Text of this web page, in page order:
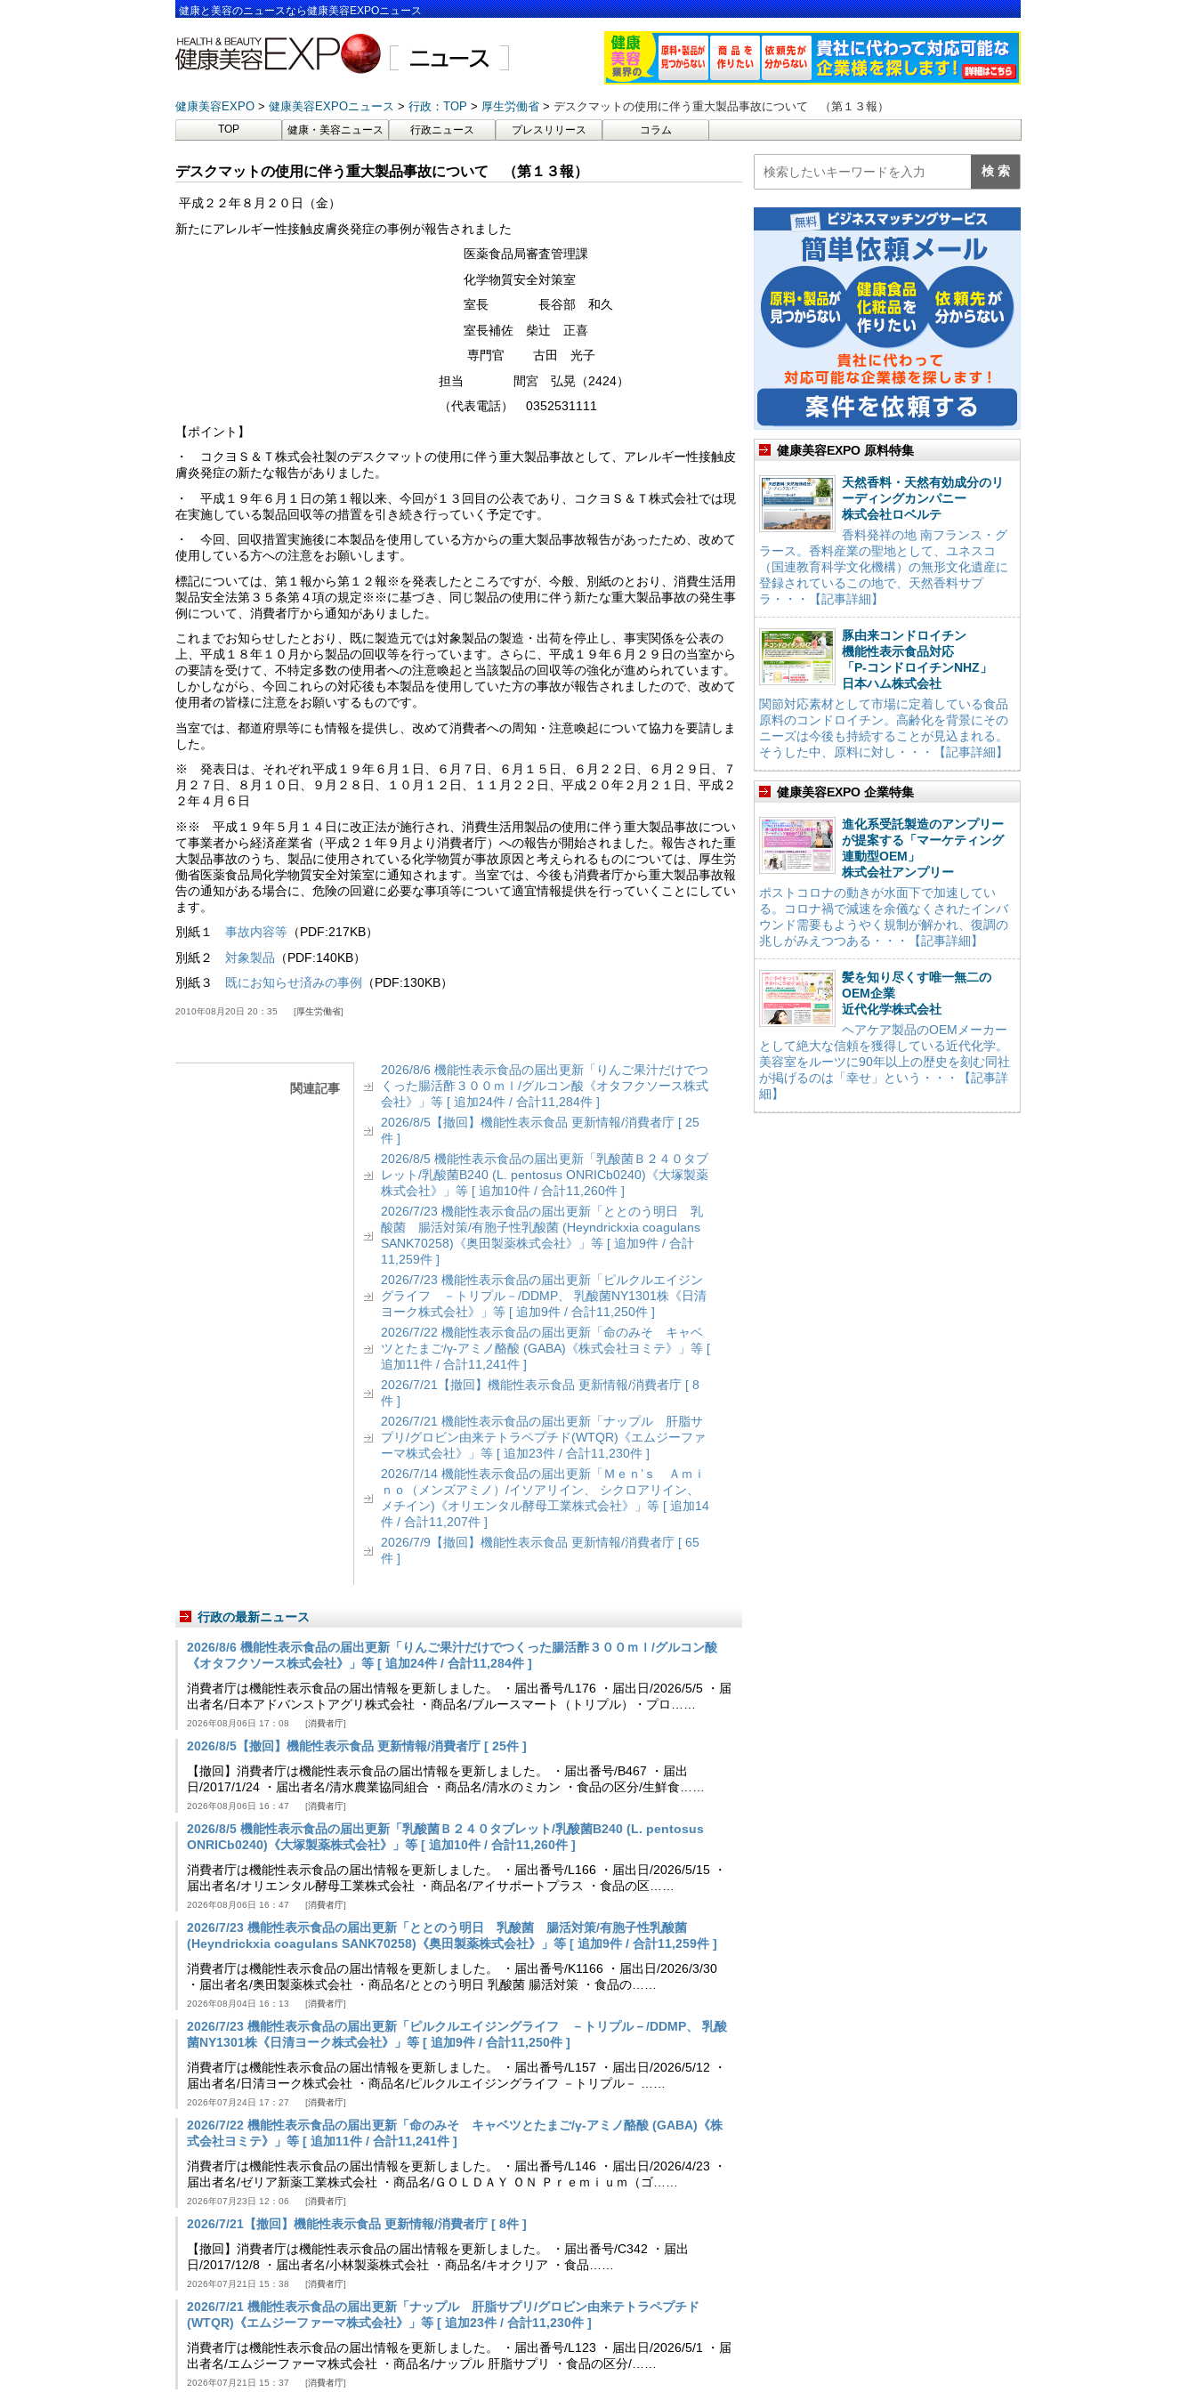
健康と美容のニュースなら健康美容EXPOニュース
健康美容EXPO 健康美容EXPOニュース 行政：TOP 厚生労働省 デスクマットの使用に伴う重大製品事故について （第１３報）
TOP 健康・美容ニュース 行政ニュース プレスリリース コラム
デスクマットの使用に伴う重大製品事故について （第１３報）
平成２２年８月２０日（金）
新たにアレルギー性接触皮膚炎発症の事例が報告されました
医薬食品局審査管理課
化学物質安全対策室
室長 長谷部 和久
室長補佐 柴辻 正喜
専門官 古田 光子
担当 間宮 弘晃（2424）
（代表電話） 0352531111
【ポイント】
・ コクヨＳ＆Ｔ株式会社製のデスクマットの使用に伴う重大製品事故として、アレルギー性接触皮
膚炎発症の新たな報告がありました。
・ 平成１９年６月１日の第１報以来、今回が１３回目の公表であり、コクヨＳ＆Ｔ株式会社では現
在実施している製品回収等の措置を引き続き行っていく予定です。
・ 今回、回収措置実施後に本製品を使用している方からの重大製品事故報告があったため、改めて
使用している方への注意をお願いします。
標記については、第１報から第１２報※を発表したところですが、今般、別紙のとおり、消費生活用
製品安全法第３５条第４項の規定※※に基づき、同じ製品の使用に伴う新たな重大製品事故の発生事
例について、消費者庁から通知がありました。
これまでお知らせしたとおり、既に製造元では対象製品の製造・出荷を停止し、事実関係を公表の
上、平成１８年１０月から製品の回収等を行っています。さらに、平成１９年６月２９日の当室から
の要請を受けて、不特定多数の使用者への注意喚起と当該製品の回収等の強化が進められています。
しかしながら、今回これらの対応後も本製品を使用していた方の事故が報告されましたので、改めて
使用者の皆様に注意をお願いするものです。
当室では、都道府県等にも情報を提供し、改めて消費者への周知・注意喚起について協力を要請しま
した。
※ 発表日は、それぞれ平成１９年６月１日、６月７日、６月１５日、６月２２日、６月２９日、７
月２７日、８月１０日、９月２８日、１０月１２日、１１月２２日、平成２０年２月２１日、平成２
２年４月６日
※※ 平成１９年５月１４日に改正法が施行され、消費生活用製品の使用に伴う重大製品事故につい
て事業者から経済産業省（平成２１年９月より消費者庁）への報告が開始されました。報告された重
大製品事故のうち、製品に使用されている化学物質が事故原因と考えられるものについては、厚生労
働省医薬食品局化学物質安全対策室に通知されます。当室では、今後も消費者庁から重大製品事故報
告の通知がある場合に、危険の回避に必要な事項等について適宜情報提供を行っていくことにしてい
ます。
別紙１ 事故内容等 （PDF:217KB）
別紙２ 対象製品 （PDF:140KB）
別紙３
既にお知らせ済みの事例 （PDF:130KB）
2010年08月20日 20：35 厚生労働省
関連記事
2026/8/6 機能性表示食品の届出更新「りんご果汁だけでつ
くった腸活酢３００ｍｌ/グルコン酸《オタフクソース株式
会社》」等 [ 追加24件 / 合計11,284件 ]
2026/8/5【撤回】機能性表示食品 更新情報/消費者庁 [ 25
件 ]
2026/8/5 機能性表示食品の届出更新「乳酸菌Ｂ２４０タブ
レット/乳酸菌B240 (L. pentosus ONRICb0240)《大塚製薬
株式会社》」等 [ 追加10件 / 合計11,260件 ]
2026/7/23 機能性表示食品の届出更新「ととのう明日 乳
酸菌 腸活対策/有胞子性乳酸菌 (Heyndrickxia coagulans
SANK70258)《奥田製薬株式会社》」等 [ 追加9件 / 合計
11,259件 ]
2026/7/23 機能性表示食品の届出更新「ピルクルエイジン
グライフ －トリプル－/DDMP、 乳酸菌NY1301株《日清
ヨーク株式会社》」等 [ 追加9件 / 合計11,250件 ]
2026/7/22 機能性表示食品の届出更新「命のみそ キャベ
ツとたまご/γ-アミノ酪酸 (GABA)《株式会社ヨミテ》」等 [
追加11件 / 合計11,241件 ]
2026/7/21【撤回】機能性表示食品 更新情報/消費者庁 [ 8
件 ]
2026/7/21 機能性表示食品の届出更新「ナップル 肝脂サ
プリ/グロビン由来テトラペプチド(WTQR)《エムジーファ
ーマ株式会社》」等 [ 追加23件 / 合計11,230件 ]
2026/7/14 機能性表示食品の届出更新「Ｍｅｎ’ｓ Ａｍｉ
ｎｏ（メンズアミノ）/イソアリイン、 シクロアリイン、
メチイン)《オリエンタル酵母工業株式会社》」等 [ 追加14
件 / 合計11,207件 ]
2026/7/9【撤回】機能性表示食品 更新情報/消費者庁 [ 65
件 ]
行政の最新ニュース
2026/8/6 機能性表示食品の届出更新「りんご果汁だけでつくった腸活酢３００ｍｌ/グルコン酸
《オタフクソース株式会社》」等 [ 追加24件 / 合計11,284件 ]
消費者庁は機能性表示食品の届出情報を更新しました。 ・届出番号/L176 ・届出日/2026/5/5 ・届
出者名/日本アドバンストアグリ株式会社 ・商品名/ブルースマート（トリプル）・プロ……
2026年08月06日 17：08 消費者庁
2026/8/5【撤回】機能性表示食品 更新情報/消費者庁 [ 25件 ]
【撤回】消費者庁は機能性表示食品の届出情報を更新しました。 ・届出番号/B467 ・届出
日/2017/1/24 ・届出者名/清水農業協同組合 ・商品名/清水のミカン ・食品の区分/生鮮食……
2026年08月06日 16：47 消費者庁
2026/8/5 機能性表示食品の届出更新「乳酸菌Ｂ２４０タブレット/乳酸菌B240 (L. pentosus
ONRICb0240)《大塚製薬株式会社》」等 [ 追加10件 / 合計11,260件 ]
消費者庁は機能性表示食品の届出情報を更新しました。 ・届出番号/L166 ・届出日/2026/5/15 ・
届出者名/オリエンタル酵母工業株式会社 ・商品名/アイサポートプラス ・食品の区……
2026年08月06日 16：47 消費者庁
2026/7/23 機能性表示食品の届出更新「ととのう明日 乳酸菌 腸活対策/有胞子性乳酸菌
(Heyndrickxia coagulans SANK70258)《奥田製薬株式会社》」等 [ 追加9件 / 合計11,259件 ]
消費者庁は機能性表示食品の届出情報を更新しました。 ・届出番号/K1166 ・届出日/2026/3/30
・届出者名/奥田製薬株式会社 ・商品名/ととのう明日 乳酸菌 腸活対策 ・食品の……
2026年08月04日 16：13 消費者庁
2026/7/23 機能性表示食品の届出更新「ピルクルエイジングライフ －トリプル－/DDMP、 乳酸
菌NY1301株《日清ヨーク株式会社》」等 [ 追加9件 / 合計11,250件 ]
消費者庁は機能性表示食品の届出情報を更新しました。 ・届出番号/L157 ・届出日/2026/5/12 ・
届出者名/日清ヨーク株式会社 ・商品名/ピルクルエイジングライフ －トリプル－ ……
2026年07月24日 17：27 消費者庁
2026/7/22 機能性表示食品の届出更新「命のみそ キャベツとたまご/γ-アミノ酪酸 (GABA)《株
式会社ヨミテ》」等 [ 追加11件 / 合計11,241件 ]
消費者庁は機能性表示食品の届出情報を更新しました。 ・届出番号/L146 ・届出日/2026/4/23 ・
届出者名/ゼリア新薬工業株式会社 ・商品名/ＧＯＬＤＡＹ ＯＮ Ｐｒｅｍｉｕｍ（ゴ……
2026年07月23日 12：06 消費者庁
2026/7/21【撤回】機能性表示食品 更新情報/消費者庁 [ 8件 ]
【撤回】消費者庁は機能性表示食品の届出情報を更新しました。 ・届出番号/C342 ・届出
日/2017/12/8 ・届出者名/小林製薬株式会社 ・商品名/キオクリア ・食品……
2026年07月21日 15：38 消費者庁
2026/7/21 機能性表示食品の届出更新「ナップル 肝脂サプリ/グロビン由来テトラペプチド
(WTQR)《エムジーファーマ株式会社》」等 [ 追加23件 / 合計11,230件 ]
消費者庁は機能性表示食品の届出情報を更新しました。 ・届出番号/L123 ・届出日/2026/5/1 ・届
出者名/エムジーファーマ株式会社 ・商品名/ナップル 肝脂サプリ ・食品の区分/……
2026年07月21日 15：37 消費者庁
健康美容EXPO 原料特集
天然香料・天然有効成分のリ
ーディングカンパニー
株式会社ロベルテ
香料発祥の地 南フランス・グ
ラース。香料産業の聖地として、ユネスコ
（国連教育科学文化機構）の無形文化遺産に
登録されているこの地で、天然香料サプ
ラ・・・【記事詳細】
豚由来コンドロイチン
機能性表示食品対応
「P-コンドロイチンNHZ」
日本ハム株式会社
関節対応素材として市場に定着している食品
原料のコンドロイチン。高齢化を背景にその
ニーズは今後も持続することが見込まれる。
そうした中、原料に対し・・・【記事詳細】
健康美容EXPO 企業特集
進化系受託製造のアンプリー
が提案する「マーケティング
連動型OEM」
株式会社アンプリー
ポストコロナの動きが水面下で加速してい
る。コロナ禍で減速を余儀なくされたインバ
ウンド需要もようやく規制が解かれ、復調の
兆しがみえつつある・・・【記事詳細】
髪を知り尽くす唯一無二の
OEM企業
近代化学株式会社
ヘアケア製品のOEMメーカー
として絶大な信頼を獲得している近代化学。
美容室をルーツに90年以上の歴史を刻む同社
が掲げるのは「幸せ」という・・・【記事詳
細】